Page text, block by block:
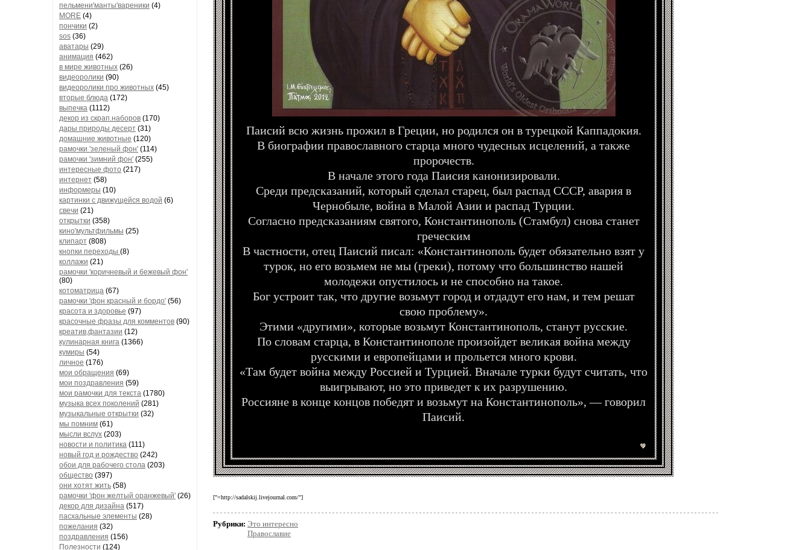
пельмени'манты'вареники (4)
MORE (4)
пончики (2)
sos (36)
аватары (29)
анимация (462)
в мире животных (26)
видеоролики (90)
видеоролики про животных (45)
вторые блюда (172)
выпечка (1112)
декор из скрап.наборов (170)
дары природы десерт (31)
домашние животные (120)
рамочки 'зеленый фон' (114)
рамочки 'зимний фон' (255)
интересные фото (217)
интернет (58)
информеры (10)
картинки с движущейся водой (6)
свечи (21)
открытки (358)
кино'мультфильмы (25)
клипарт (808)
кнопки переходы (8)
коллажи (21)
рамочки 'коричневый и бежевый фон'
(80)
котоматрица (67)
рамочки 'фон красный и бордо' (56)
красота и здоровье (97)
красочные фразы для комментов (90)
креатив,фантазии (12)
кулинарная книга (1366)
кумиры (54)
личное (176)
мои обращения (69)
мои поздравления (59)
мои рамочки для текста (1780)
музыка всех поколений (281)
музыкальные открытки (32)
мы помним (61)
мысли вслух (203)
новости и политика (111)
новый год и рождество (242)
обои для рабочего стола (203)
общество (397)
они хотят жить (58)
рамочки 'фон желтый оранжевый' (26)
декор для дизайна (517)
пасхальные элементы (28)
пожелания (32)
поздравления (156)
Полезности (124)
Паисий всю жизнь прожил в Греции, но родился он в турецкой Каппадокия.
В биографии православного старца много чудесных исцелений, а также
пророчеств.
В начале этого года Паисия канонизировали.
Среди предсказаний, который сделал старец, был распад СССР, авария в
Чернобыле, война в Малой Азии и распад Турции.
Согласно предсказаниям святого, Константинополь (Стамбул) снова станет
греческим
В частности, отец Паисий писал: «Константинополь будет обязательно взят у
турок, но его возьмем не мы (греки), потому что большинство нашей
молодежи опустилось и не способно на такое.
Бог устроит так, что другие возьмут город и отдадут его нам, и тем решат
свою проблему».
Этими «другими», которые возьмут Константинополь, станут русские.
По словам старца, в Константинополе произойдет великая война между
русскими и европейцами и прольется много крови.
«Там будет война между Россией и Турцией. Вначале турки будут считать, что
выигрывают, но это приведет к их разрушению.
Россияне в конце концов победят и возьмут на Константинополь», — говорил
Паисий.
["=http://sadalskij.livejournal.com/"]
Рубрики: Это интересно
Православие